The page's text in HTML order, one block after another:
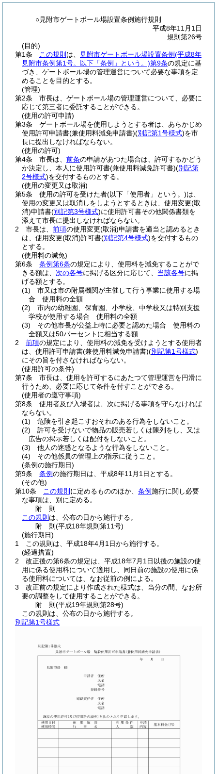
○見附市ゲートボール場設置条例施行規則
平成8年11月1日
規則第26号
(目的)
第1条
この規則 は、 見附市ゲートボール場設置条例(平成8年
見附市条例第1号。以下「条例」という。)第9条の規定に基
づき、ゲートボール場の管理運営について必要な事項を定
めることを目的とする。
(管理)
第2条
市長は、ゲートボール場の管理運営について、必要に
応じて第三者に委託することができる。
(使用の許可申請)
第3条
ゲートボール場を使用しようとする者は、あらかじめ
使用許可申請書(兼使用料減免申請書)(別記第1号様式)を市
長に提出しなければならない。
(使用の許可)
第4条
市長は、 前条の申請があつた場合は、許可するかどう
か決定し、本人に使用許可書(兼使用料減免許可書)(別記第
2号様式)を交付するものとする。
(使用の変更又は取消)
第5条
使用の許可を受けた者(以下「使用者」という。)は、
使用の変更又は取消しをしようとするときは、使用変更(取
消)申請書(別記第3号様式)に使用許可書その他関係書類を
添えて市長に提出しなければならない。
2
市長は、 前項の使用変更(取消)申請書を適当と認めるとき
は、使用変更(取消)許可書(別記第4号様式)を交付するもの
とする。
(使用料の減免)
第6条
条例第6条の規定により、使用料を減免することがで
きる額は、 次の各号に掲げる区分に応じて、 当該各号に掲
げる額とする。
(1)
市又は市の附属機関が主催して行う事業に使用する場
合 使用料の全額
(2)
市内の幼稚園、保育園、小学校、中学校又は特別支援
学校が使用する場合 使用料の全額
(3)
その他市長が公益上特に必要と認めた場合 使用料の
全額又は50パーセントに相当する額
2
前項の規定により、使用料の減免を受けようとする使用者
は、使用許可申請書(兼使用料減免申請書)(別記第1号様式)
にその旨を付さなければならない。
(使用許可の条件)
第7条
市長は、使用を許可するにあたつて管理運営を円滑に
行うため、必要に応じて条件を付すことができる。
(使用者の遵守事項)
第8条
使用者及び入場者は、次に掲げる事項を守らなければ
ならない。
(1)
危険を引き起こすおそれのある行為をしないこと。
(2)
許可を受けないで物品の販売若しくは陳列をし、又は
広告の掲示若しくは配付をしないこと。
(3)
他人の迷惑となるような行為をしないこと。
(4)
その他係員の管理上の指示に従うこと。
(条例の施行期日)
第9条
条例の施行期日は、平成8年11月1日とする。
(その他)
第10条
この規則 に定めるもののほか、 条例施行に関し必要
な事項は、別に定める。
附 則
この規則 は、公布の日から施行する。
附 則(平成18年規則第11号)
(施行期日)
1
この規則は、平成18年4月1日から施行する。
(経過措置)
2
改正後の第6条の規定は、平成18年7月1日以後の施設の使
用に係る使用料について適用し、同日前の施設の使用に係
る使用料については、なお従前の例による。
3
改正前の規定により作成された様式は、当分の間、なお所
要の調整をして使用することができる。
附 則(平成19年規則第28号)
この規則は、公布の日から施行する。
別記第1号様式